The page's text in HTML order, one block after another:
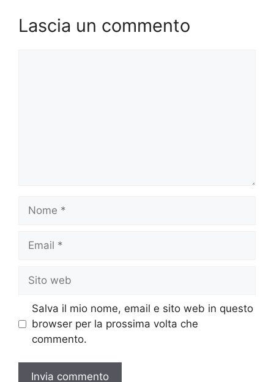
Lascia un commento
web
Salva il mio nome, email e sito web in questo
browser per la prossima volta che
commento.